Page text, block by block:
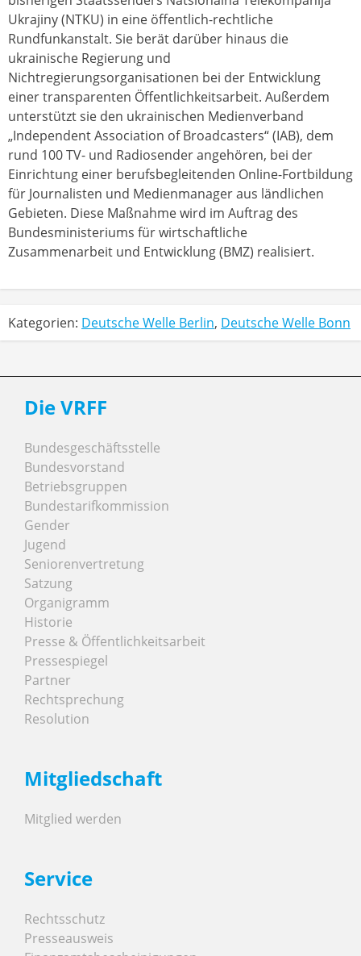
Ukrajiny (NTKU) in eine öffentlich-rechtliche
Rundfunkanstalt. Sie berät darüber hinaus die
ukrainische Regierung und
Nichtregierungsorganisationen bei der Entwicklung
einer transparenten Öffentlichkeitsarbeit. Außerdem
unterstützt sie den ukrainischen Medienverband
„Independent Association of Broadcasters“ (IAB), dem
rund 100 TV- und Radiosender angehören, bei der
Einrichtung einer berufsbegleitenden Online-Fortbildung
für Journalisten und Medienmanager aus ländlichen
Gebieten. Diese Maßnahme wird im Auftrag des
Bundesministeriums für wirtschaftliche
Zusammenarbeit und Entwicklung (BMZ) realisiert.
Kategorien: Deutsche Welle Berlin, Deutsche Welle Bonn
Die VRFF
Bundesgeschäftsstelle
Bundesvorstand
Betriebsgruppen
Bundestarifkommission
Gender
Jugend
Seniorenvertretung
Satzung
Organigramm
Historie
Presse & Öffentlichkeitsarbeit
Pressespiegel
Partner
Rechtsprechung
Resolution
Mitgliedschaft
Mitglied werden
Service
Rechtsschutz
Presseausweis